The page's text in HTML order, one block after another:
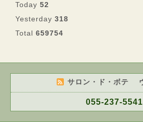
Today 52
Yesterday 318
Total 659754
サロン・ド・ボテ
055-237-5541